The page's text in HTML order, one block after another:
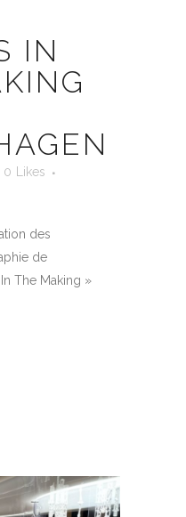
IN
0
Likes
des
de
The Making »